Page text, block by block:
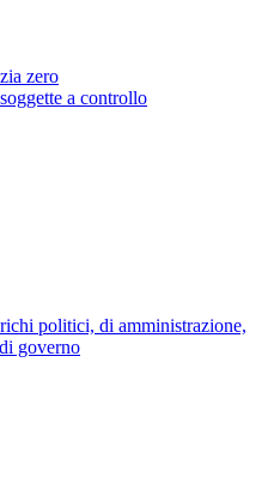
zero
a controllo
politici, di amministrazione,
governo